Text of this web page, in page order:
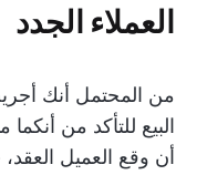
العملاء الجدد
من المحتمل أنك
البيع للتأكد من
أن وقع العميل